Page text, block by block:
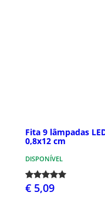
Fita 9 lâmpadas
0,8x12 cm
DISPONÍVEL
€ 5,09